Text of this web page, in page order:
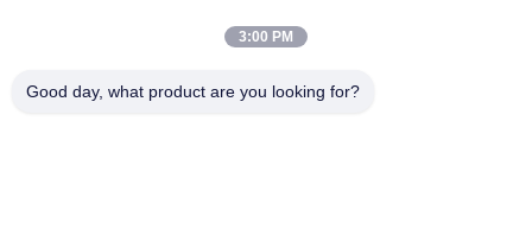
私達について
3:00 PM
Good day, what product are you looking for?